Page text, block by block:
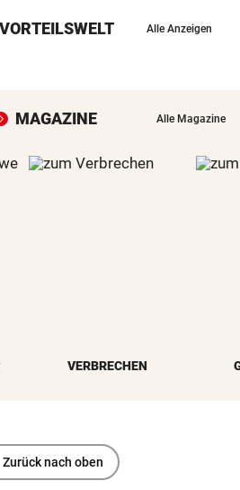
VORTEILSWELT Alle Anzeigen
MAGAZINE Alle Magazine
VERBRECHEN
Zurück nach oben